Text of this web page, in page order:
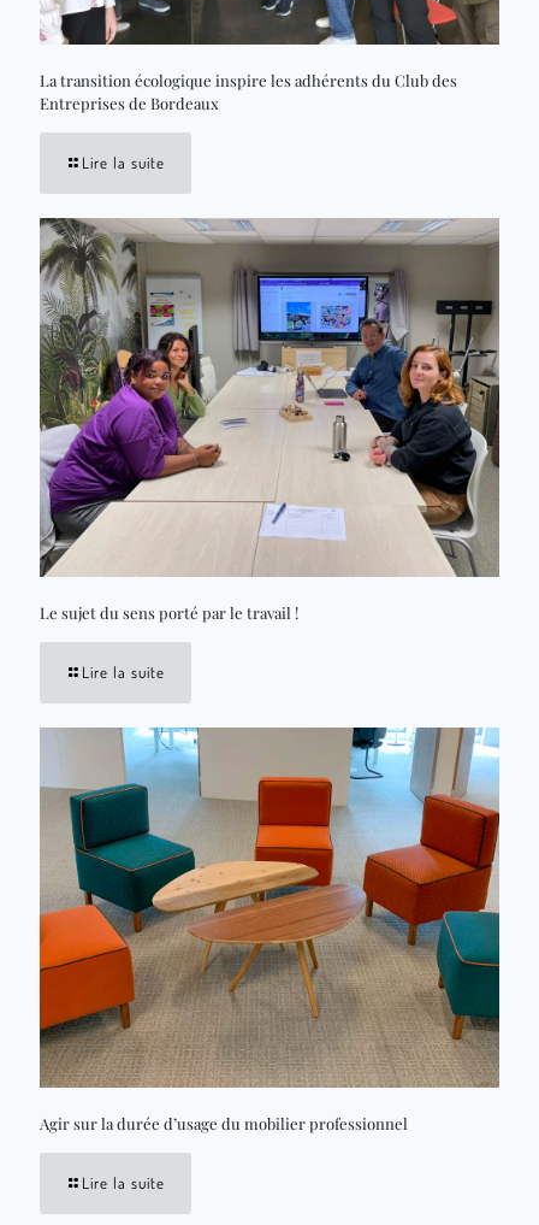
La transition écologique inspire les adhérents du Club des
Entreprises de Bordeaux
Lire la suite
Le sujet du sens porté par le travail !
Lire la suite
Agir sur la durée d’usage du mobilier professionnel
Lire la suite